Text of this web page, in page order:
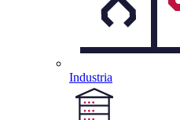
Industria